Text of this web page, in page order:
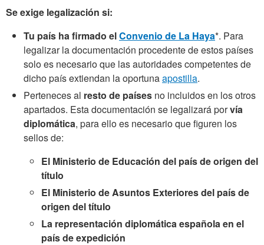
Se exige legalización si:
Tu país ha firmado elConvenio de La Haya*. Para
legalizar la documentación procedente de estos países
solo es necesario que las autoridades competentes de
dicho país extiendan la oportunaapostilla.
Perteneces al resto de países no incluidos en los otros
apartados. Esta documentación se legalizará porvía
diplomática, para ello es necesario que figuren los
sellos de:
El Ministerio de Educación del país de origen del
título
El Ministerio de Asuntos Exteriores del país de
origen del título
La representación diplomática española en el
país de expedición